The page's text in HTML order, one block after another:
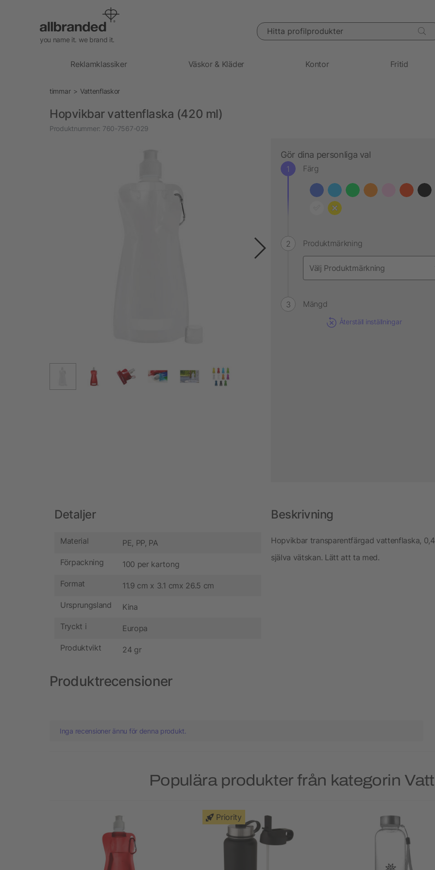
you name it. we brand it.
Hitta profilprodukter
Reklamklassiker Väskor & Kläder Kontor Fritid
timmar Vattenflaskor
Hopvikbar vattenflaska (420 ml)
Produktnummer: 760-7567-029
Gör dina personliga val
Färg
Produktmärkning
Mängd
Återställ inställningar
Detaljer
Material PE, PP, PA
Förpackning 100 per kartong
Format 11.9 cm x 3.1 cmx 26.5 cm
Ursprungsland Kina
Tryckt i Europa
Produktvikt 24 gr
Beskrivning
Hopvikbar transparentfärgad vattenflaska,
själva vätskan. Lätt att ta med.
Produktrecensioner
Inga recensioner ännu för denna produkt.
Populära produkter från kategorin
Priority